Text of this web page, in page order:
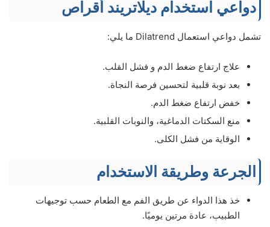
دواعي استخدام ديلاتريند أقراص
تشمل دواعي استعمال Dilatrend ما يلي:
علاج ارتفاع ضغط الدم و فشل القلب.
بعد نوبة قلبية لتحسين فرصة النجاة.
خفض ارتفاع ضغط الدم.
منع السكتات الدماغية، والنوبات القلبية.
الوقاية من فشل الكلى.
الجرعة وطريقة الاستخدام
خذ هذا الدواء عن طريق الفم مع الطعام حسب توجيهات
الطبيب، عادة مرتين يوميًا.